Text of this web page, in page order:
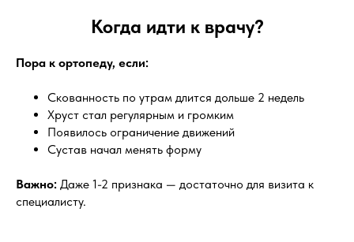
Когда идти к врачу?
Пора к ортопеду, если:
Скованность по утрам длится дольше 2 недель
Хруст стал регулярным и громким
Появилось ограничение движений
Сустав начал менять форму
Важно: Даже 1-2 признака — достаточно для визита к
специалисту.